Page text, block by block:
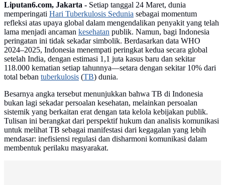
Liputan6.com, Jakarta - Setiap tanggal 24 Maret, dunia
memperingati Hari Tuberkulosis Sedunia sebagai momentum
refleksi atas upaya global dalam mengendalikan penyakit yang telah
lama menjadi ancaman kesehatan publik. Namun, bagi Indonesia
peringatan ini tidak sekadar simbolik. Berdasarkan data WHO
2024–2025, Indonesia menempati peringkat kedua secara global
setelah India, dengan estimasi 1,1 juta kasus baru dan sekitar
118.000 kematian setiap tahunnya—setara dengan sekitar 10% dari
total beban tuberkulosis (TB) dunia.
Besarnya angka tersebut menunjukkan bahwa TB di Indonesia
bukan lagi sekadar persoalan kesehatan, melainkan persoalan
sistemik yang berkaitan erat dengan tata kelola kebijakan publik.
Tulisan ini berangkat dari perspektif hukum dan analisis komunikasi
untuk melihat TB sebagai manifestasi dari kegagalan yang lebih
mendasar: inefisiensi regulasi dan disharmoni komunikasi dalam
membentuk perilaku masyarakat.